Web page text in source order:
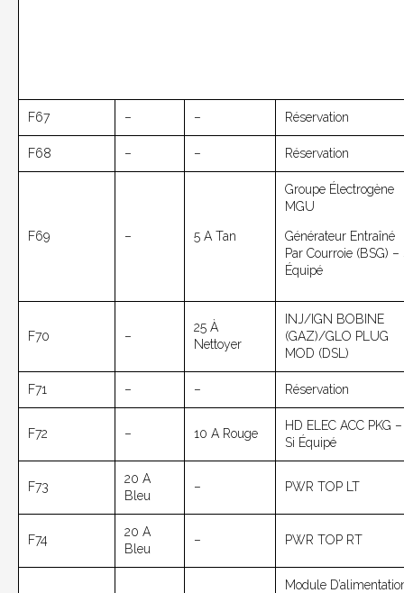
F67 – – Réservation
F68 – – Réservation
F69 – 5 A Tan
Groupe Électrogène
MGU
Générateur Entraîné
Par Courroie (BSG) –
Équipé
F70 –
25 À
Nettoyer
INJ/IGN BOBINE
(GAZ)/GLO PLUG
MOD (DSL)
F71 – – Réservation
F72 – 10 A Rouge
HD ELEC ACC PKG –
Si Équipé
F73
20 A
Bleu
– PWR TOP LT
F74
20 A
Bleu
– PWR TOP RT
Module